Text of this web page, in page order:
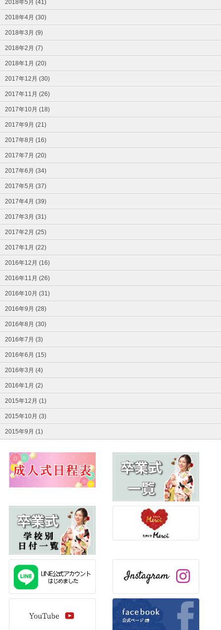
2018年5月 (41)
2018年4月 (30)
2018年3月 (9)
2018年2月 (7)
2018年1月 (20)
2017年12月 (30)
2017年11月 (26)
2017年10月 (18)
2017年9月 (21)
2017年8月 (16)
2017年7月 (20)
2017年6月 (34)
2017年5月 (37)
2017年4月 (39)
2017年3月 (31)
2017年2月 (25)
2017年1月 (22)
2016年12月 (16)
2016年11月 (26)
2016年10月 (31)
2016年9月 (28)
2016年8月 (30)
2016年7月 (3)
2016年6月 (15)
2016年3月 (4)
2016年1月 (2)
2015年12月 (1)
2015年10月 (3)
2015年9月 (1)